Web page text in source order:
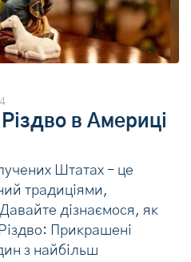
в Америці
Штатах – це
традиціями,
дізнаємося, як
Прикрашені
з найбільш